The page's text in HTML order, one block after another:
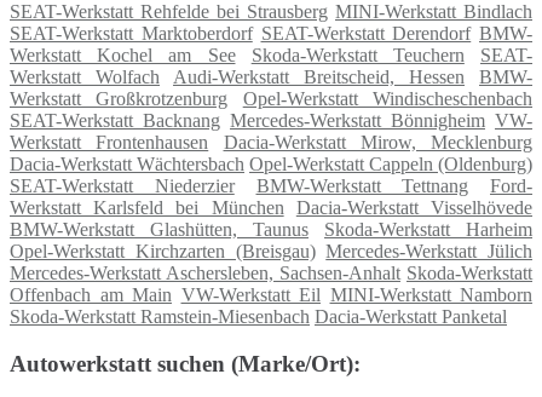
SEAT-Werkstatt Rehfelde bei Strausberg MINI-Werkstatt Bindlach
SEAT-Werkstatt Marktoberdorf SEAT-Werkstatt Derendorf BMW-
Werkstatt Kochel am See
Skoda-Werkstatt Teuchern
SEAT-
Werkstatt Wolfach
Audi-Werkstatt Breitscheid, Hessen
BMW-
Werkstatt Großkrotzenburg
Opel-Werkstatt Windischeschenbach
SEAT-Werkstatt Backnang Mercedes-Werkstatt Bönnigheim VW-
Werkstatt Frontenhausen
Dacia-Werkstatt Mirow, Mecklenburg
Dacia-Werkstatt Wächtersbach Opel-Werkstatt Cappeln (Oldenburg)
SEAT-Werkstatt Niederzier
BMW-Werkstatt Tettnang
Ford-
Werkstatt Karlsfeld bei München
Dacia-Werkstatt Visselhövede
BMW-Werkstatt Glashütten, Taunus
Skoda-Werkstatt Harheim
Opel-Werkstatt Kirchzarten (Breisgau) Mercedes-Werkstatt Jülich
Mercedes-Werkstatt Aschersleben, Sachsen-Anhalt Skoda-Werkstatt
Offenbach am Main VW-Werkstatt Eil MINI-Werkstatt Namborn
Skoda-Werkstatt Ramstein-Miesenbach Dacia-Werkstatt Panketal
Autowerkstatt suchen (Marke/Ort):